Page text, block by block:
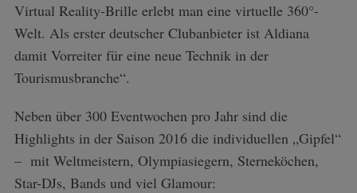
Virtual Reality-Brille erlebt man eine virtuelle 360°-
Welt. Als erster deutscher Clubanbieter ist Aldiana
damit Vorreiter für eine neue Technik in der
Tourismusbranche“.
Neben über 300 Eventwochen pro Jahr sind die
Highlights in der Saison 2016 die individuellen „Gipfel“
– mit Weltmeistern, Olympiasiegern, Sterneköchen,
Star-DJs, Bands und viel Glamour: